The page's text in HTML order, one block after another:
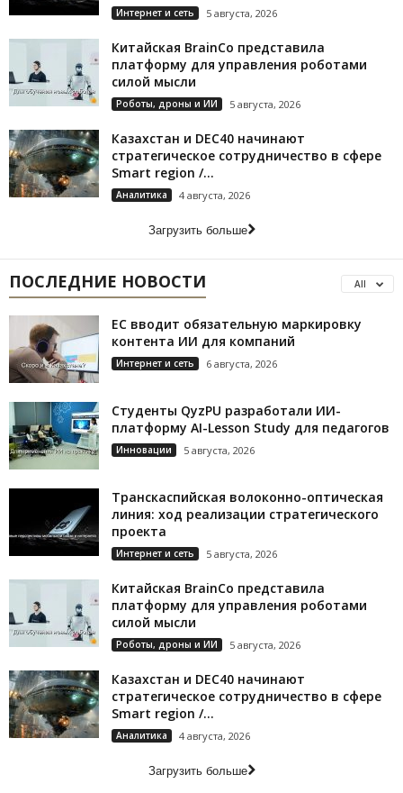
Интернет и сеть 5 августа, 2026
Китайская BrainCo представила
платформу для управления роботами
силой мысли
Роботы, дроны и ИИ 5 августа, 2026
Казахстан и DEC40 начинают
стратегическое сотрудничество в сфере
Smart region /...
Аналитика 4 августа, 2026
Загрузить больше
ПОСЛЕДНИЕ НОВОСТИ All
ЕС вводит обязательную маркировку
контента ИИ для компаний
Интернет и сеть 6 августа, 2026
Студенты QyzPU разработали ИИ-
платформу AI-Lesson Study для педагогов
Инновации 5 августа, 2026
Транскаспийская волоконно-оптическая
линия: ход реализации стратегического
проекта
Интернет и сеть 5 августа, 2026
Китайская BrainCo представила
платформу для управления роботами
силой мысли
Роботы, дроны и ИИ 5 августа, 2026
Казахстан и DEC40 начинают
стратегическое сотрудничество в сфере
Smart region /...
Аналитика 4 августа, 2026
Загрузить больше